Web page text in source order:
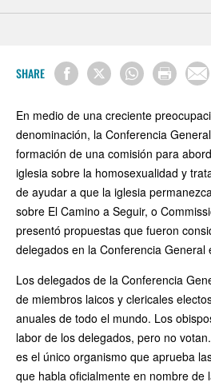
SHARE
En medio de una creciente
denominación, la Conferencia
formación de una comisión para
iglesia sobre la homosexualidad y
de ayudar a que la iglesia
sobre El Camino a Seguir, o
presentó propuestas que fueron
delegados en la Conferencia General
Los delegados de la Conferencia
de miembros laicos y clericales
anuales de todo el mundo. Los
labor de los delegados, pero no
es el único organismo que aprueba
que habla oficialmente en nombre de